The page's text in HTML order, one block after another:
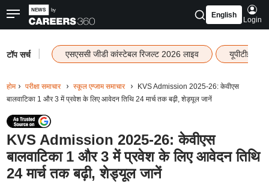
English
Login
टॉप सर्च एसएससी जीडी कांस्टेबल रिजल्ट 2026 लाइव यूपीटीईटी
होम परीक्षा समाचार स्कूल एग्जाम समाचार
KVS Admission 2025-26: केवीएस
बालवाटिका 1 और 3 में प्रवेश के लिए आवेदन तिथि 24 मार्च तक बढ़ी, शेड्यूल जानें
KVS Admission 2025-26: केवीएस
बालवाटिका 1 और 3 में प्रवेश के लिए आवेदन तिथि
24 मार्च तक बढ़ी, शेड्यूल जानें